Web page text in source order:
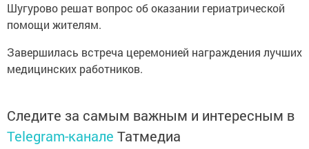
Шугурово решат вопрос об оказании гериатрической
помощи жителям.
Завершилась встреча церемонией награждения лучших
медицинских работников.
Следите за самым важным и интересным в
Telegram-канале Татмедиа